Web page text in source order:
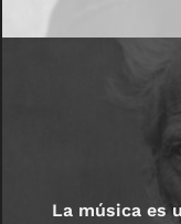
La música es